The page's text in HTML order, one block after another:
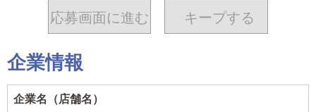
応募画面に進む キープする
企業情報
企業名（店舗名）